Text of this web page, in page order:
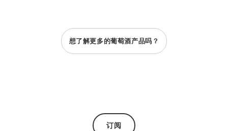
想了解更多的葡萄酒产品吗？
订阅